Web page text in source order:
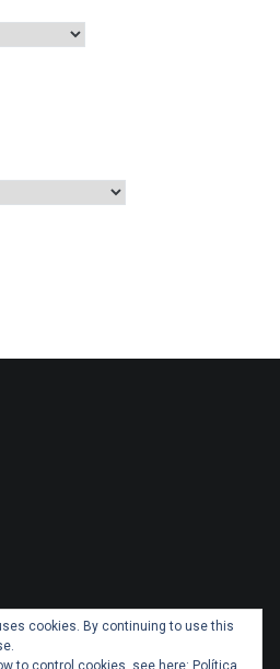
cookies. By continuing to use this
to control cookies, see here: Política